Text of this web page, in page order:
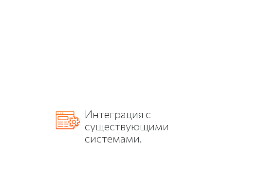
Интеграция с
существующими
системами.